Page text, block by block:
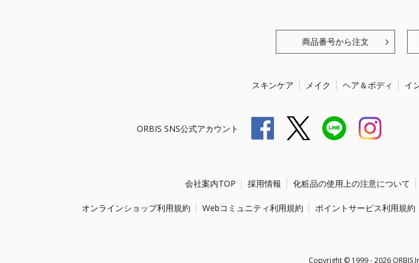
商品番号から注文
スキンケア メイク ヘア＆ボディ イ
ORBIS SNS公式アカウント
会社案内TOP 採用情報 化粧品の使用上の注意について
オンラインショップ利用規約 Webコミュニティ利用規約 ポイントサービス利用規約
Copyright © 1999 - 2026 ORBIS